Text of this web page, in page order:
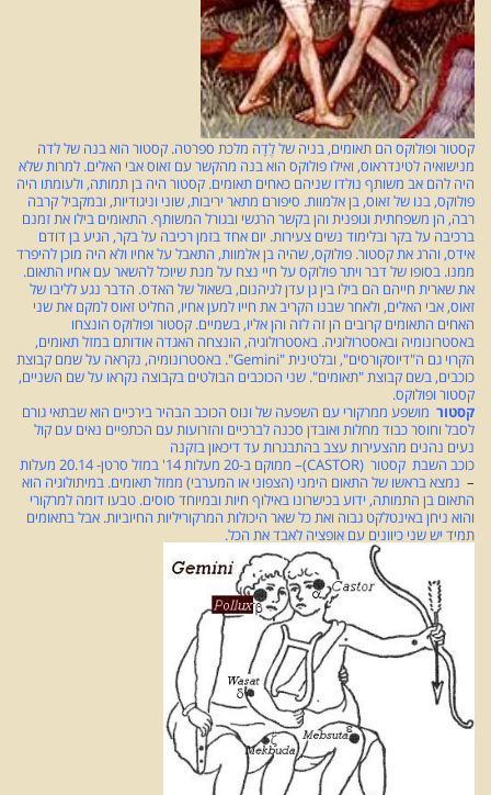
קסטור ופולוקס הם תאומים, בניה של לֶדָה מלכת ספרטה. קסטור הוא בנה של לדה
מנישואיה לטינדראוס, ואילו פולוקס הוא בנה מהקשר עם זאוס אבי האלים. למרות שלא
היה להם אב משותף נולדו שניהם כאחים תאומים. קסטור היה בן תמותה, ולעומתו היה
פולוקס, בנו של זאוס, בן אלמוות. סיפורם מתאר יריבות, שוני וניגודיות, ובמקביל קרבה
רבה, הן משפחתית וגופנית והן בקשר הרגשי ובגורל המשותף. התאומים בילו את זמנם
ברכיבה על בקר ובלימוד נשים צעירות. יום אחד בזמן רכיבה על בקר, הגיע בן דודם
אידס, והרג את קסטור. פולוקס, שהיה בן אלמוות, התאבל על אחיו ולא היה מוכן להיפרד
ממנו. בסופו של דבר ויתר פולוקס על חיי נצח על מנת שיוכל להשאר עם אחיו התאום.
את שארית חייהם הם בילו בין גן עדן לגיהנום, בשאול של האדס. הדבר נגע לליבו של
זאוס, אבי האלים, ולאחר שבנו הקריב את חייו למען אחיו, החליט זאוס למקם את שני
האחים התאומים קרובים הן זה לזה והן אליו, בשמיים. קסטור ופולוקס הונצחו
באסטרונומיה ובאסטרולוגיה. באסטרולוגיה, הונצחה האגדה אודותם במזל תאומים,
הקרוי גם ה"דיוסקורסים", ובלטינית "Gemini". באסטרונומיה, נקראה על שמם קבוצת
כוכבים, בשם קבוצת "תאומים". שני הכוכבים הבולטים בקבוצה נקראו על שם השניים,
קסטור ופולוקס.
קסטור מושפע ממרקורי עם השפעה של ונוס הכוכב הבהיר בירכיים הוא שבתאי גורם
לסבל וחוסר כבוד מחלות ואובדן סכנה לברכיים והזרועות עם הכתפיים נאים עם קול
נעים נהנים מהצעירות עצב בהתבגרות עד דיכאון בזקנה
כוכב השבת קסטור (CASTOR)– ממוקם ב-20 מעלות 14' במזל סרטן- 20.14 מעלות
– נמצא בראשו של התאום הימני (הצפוני או המערבי) ממזל תאומים. במיתולוגיה הוא
התאום בן התמותה, ידוע בכישרונו באילוף חיות ובמיוחד סוסים. טבעו דומה למרקורי
והוא ניחן באינטלקט גבוה ואת כל שאר היכולות המרקוריליות החיוביות. אבל בתאומים
תמיד יש שני כיוונים עם אופציה לאבד את הכל.